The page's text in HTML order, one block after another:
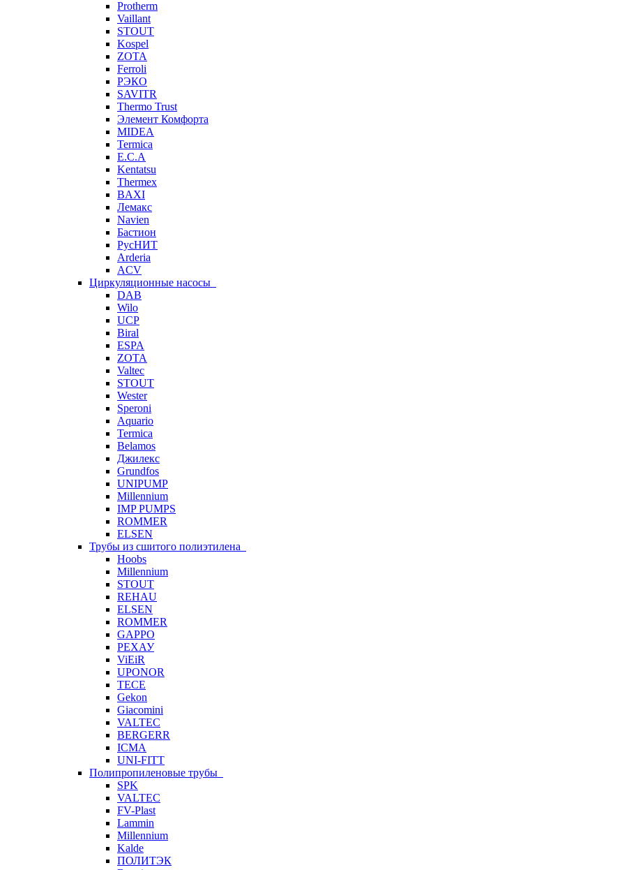
Protherm
Vaillant
STOUT
Kospel
ZOTA
Ferroli
РЭКО
SAVITR
Thermo Trust
Элемент Комфорта
MIDEA
Termica
E.C.A
Kentatsu
Thermex
BAXI
Лемакс
Navien
Бастион
РусНИТ
Arderia
ACV
Циркуляционные насосы
DAB
Wilo
UCP
Biral
ESPA
ZOTA
Valtec
STOUT
Wester
Speroni
Aquario
Termica
Belamos
Джилекс
Grundfos
UNIPUMP
Millennium
IMP PUMPS
ROMMER
ELSEN
Трубы из сшитого полиэтилена
Hoobs
Millennium
STOUT
REHAU
ELSEN
ROMMER
GAPPO
РЕХАУ
ViEiR
UPONOR
TECE
Gekon
Giacomini
VALTEC
BERGERR
ICMA
UNI-FITT
Полипропиленовые трубы
SPK
VALTEC
FV-Plast
Lammin
Millennium
Kalde
ПОЛИТЭК